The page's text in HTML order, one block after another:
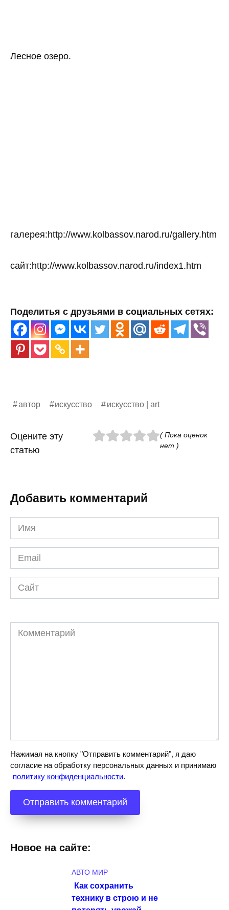
Лесное озеро.
галерея:http://www.kolbassov.narod.ru/gallery.htm
сайт:http://www.kolbassov.narod.ru/index1.htm
Поделитья с друзьями в социальных сетях:
автор искусство искусство | art
Оцените эту
статью
( Пока оценок
нет )
Добавить комментарий
Имя
*
Email
*
Сайт
Комментарий
Нажимая на кнопку "Отправить комментарий", я даю
согласие на обработку персональных данных и принимаю
политику конфиденциальности.
Новое на сайте:
АВТО МИР
Как сохранить
технику в строю и не